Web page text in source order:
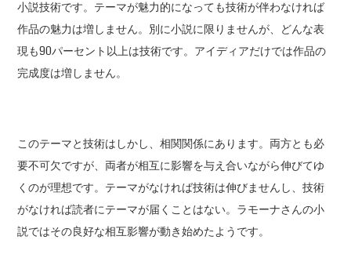
小説技術です。テーマが魅力的になっても技術が伴わなければ
作品の魅力は増しません。別に小説に限りませんが、どんな表
現も90パーセント以上は技術です。アイディアだけでは作品の
完成度は増しません。
このテーマと技術はしかし、相関関係にあります。両方とも必
要不可欠ですが、両者が相互に影響を与え合いながら伸びてゆ
くのが理想です。テーマがなければ技術は伸びませんし、技術
がなければ読者にテーマが届くことはない。ラモーナさんの小
説ではその良好な相互影響が動き始めたようです。